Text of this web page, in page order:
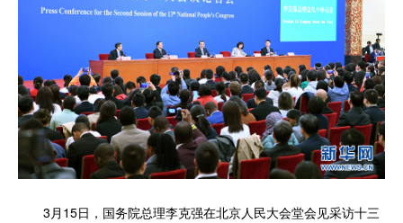
3月15日，国务院总理李克强在北京人民大会堂会见采访十三